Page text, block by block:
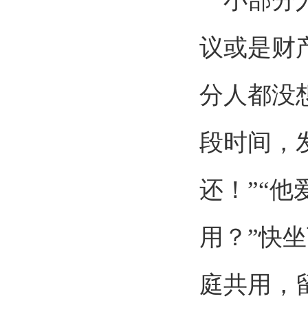
议或是财
分人都没
段时间，
还！ ”“他
用？ ”快
庭共用，